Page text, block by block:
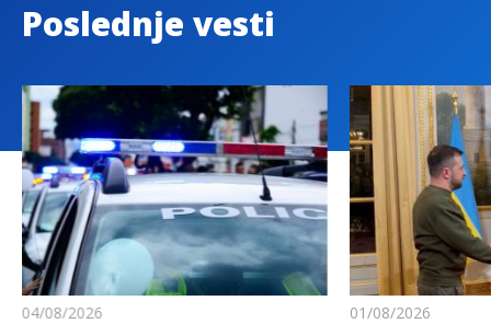
Poslednje vesti
04/08/2026 01/08/2026